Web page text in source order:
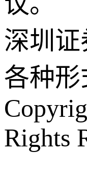
深圳
各种
Rights